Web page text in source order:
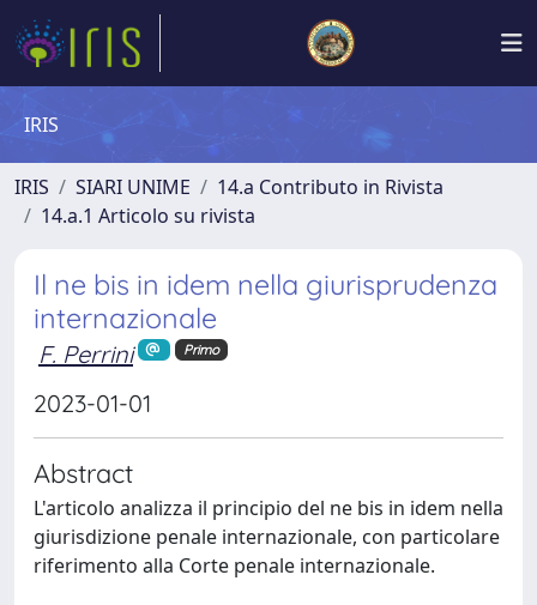
IRIS
IRIS SIARI UNIME
14.a Contributo in Rivista
14.a.1 Articolo su rivista
Il ne bis in idem nella giurisprudenza
internazionale
F. Perrini Primo
2023-01-01
Abstract
L'articolo analizza il principio del ne bis in idem nella
giurisdizione penale internazionale, con particolare
riferimento alla Corte penale internazionale.